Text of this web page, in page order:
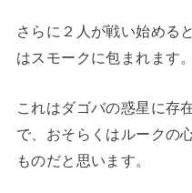
さらに２人が戦い始める
はスモークに包まれます。
これはダゴバの惑星に存
で、おそらくはルークの
ものだと思います。